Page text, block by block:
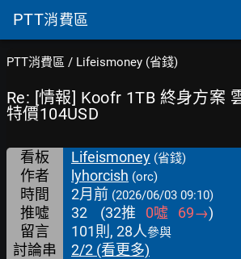
PTT消費區
PTT消費區 / Lifeismoney (省錢)
Re: [情報] Koofr 1TB 終身方案
特價104USD
看板 Lifeismoney (省錢)
作者 lyhorcish (orc)
時間 2月前 (2026/06/03 09:10)
推噓 32 (32推 0噓 69→)
留言
101則, 28人參與
討論串 2/2 (看更多)